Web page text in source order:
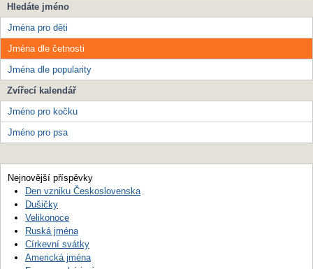
Hledáte jméno
Jména pro děti
Jména dle četnosti
Jména dle popularity
Zvířecí kalendář
Jméno pro kočku
Jméno pro psa
Nejnovější příspěvky
Den vzniku Československa
Dušičky
Velikonoce
Ruská jména
Církevní svátky
Americká jména